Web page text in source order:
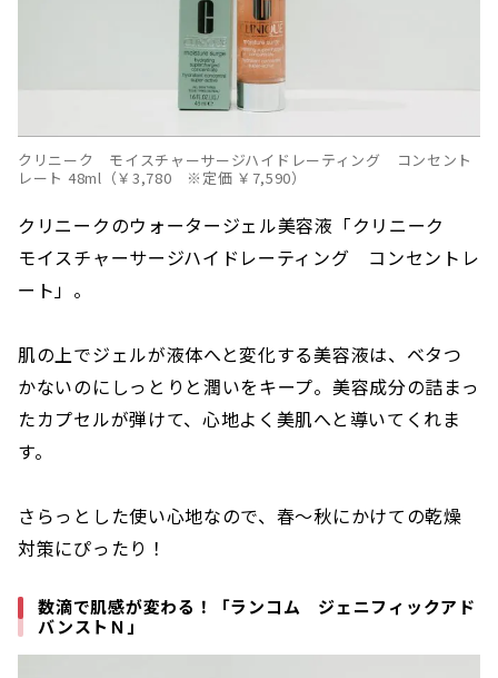
クリニーク モイスチャーサージハイドレーティング コンセント
レート 48ml（￥3,780 ※定価 ￥7,590）
クリニークのウォータージェル美容液「クリニーク
モイスチャーサージハイドレーティング コンセントレ
ート」。
肌の上でジェルが液体へと変化する美容液は、ベタつ
かないのにしっとりと潤いをキープ。美容成分の詰まっ
たカプセルが弾けて、心地よく美肌へと導いてくれま
す。
さらっとした使い心地なので、春〜秋にかけての乾燥
対策にぴったり！
数滴で肌感が変わる！「ランコム ジェニフィックアド
バンストＮ」